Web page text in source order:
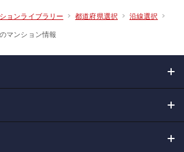
ョンライブラリー 都道府県選択 沿線選択
マンション情報